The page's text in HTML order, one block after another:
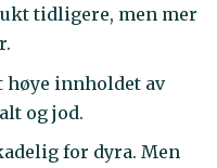
tidligere, men mer
høye innholdet av
og jod.
for dyra. Men